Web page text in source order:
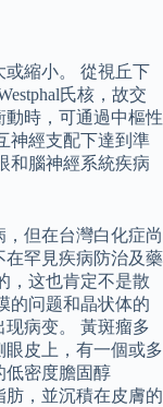
或縮小。 從視丘下
氏核，故交
時，可通過中樞性
神經支配下達到準
和腦神經系統疾病
但在台灣白化症尚
在罕見疾病防治及藥
，这也肯定不是散
的问题和晶状体的
病变。 黃斑瘤多
皮上，有一個或多
低密度膽固醇
肪，並沉積在皮膚的